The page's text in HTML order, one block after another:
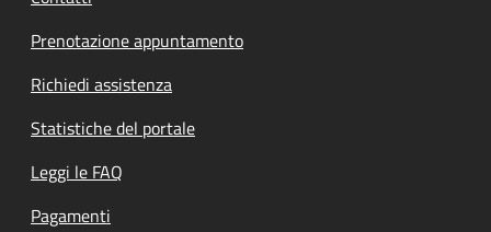
Prenotazione appuntamento
Richiedi assistenza
Statistiche del portale
Leggi le FAQ
Pagamenti